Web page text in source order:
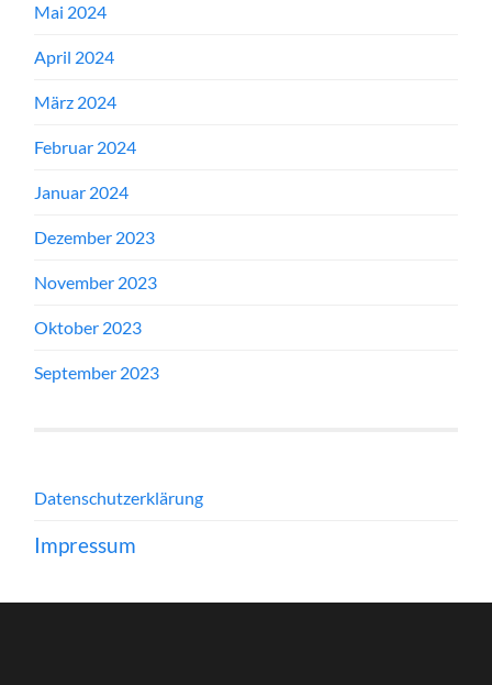
Mai 2024
April 2024
März 2024
Februar 2024
Januar 2024
Dezember 2023
November 2023
Oktober 2023
September 2023
Datenschutzerklärung
Impressum